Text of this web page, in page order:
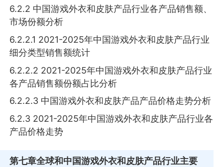
6.2.2 中国游戏外衣和皮肤产品行业各产品销售额、
市场份额分析
6.2.2.1 2021-2025年中国游戏外衣和皮肤产品行业
细分类型销售额统计
6.2.2.2 2021-2025年中国游戏外衣和皮肤产品行业
各产品销售额份额占比分析
6.2.2.3 中国游戏外衣和皮肤产品产品价格走势分析
6.2.3 2021-2025年中国游戏外衣和皮肤产品行业各
产品价格走势
第七章全球和中国游戏外衣和皮肤产品行业主要